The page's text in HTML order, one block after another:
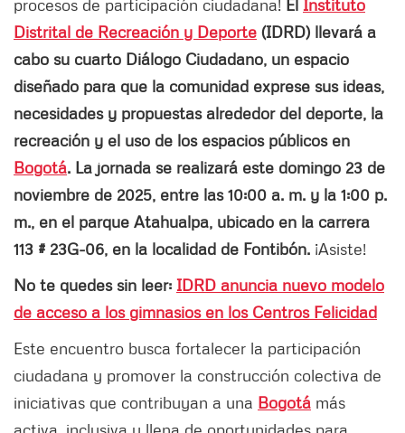
procesos de participación ciudadana! El Instituto
Distrital de Recreación y Deporte (IDRD) llevará a
cabo su cuarto Diálogo Ciudadano, un espacio
diseñado para que la comunidad exprese sus ideas,
necesidades y propuestas alrededor del deporte, la
recreación y el uso de los espacios públicos en
Bogotá. La jornada se realizará este domingo 23 de
noviembre de 2025, entre las 10:00 a. m. y la 1:00 p.
m., en el parque Atahualpa, ubicado en la carrera
113 # 23G-06, en la localidad de Fontibón. ¡Asiste!
No te quedes sin leer: IDRD anuncia nuevo modelo
de acceso a los gimnasios en los Centros Felicidad
Este encuentro busca fortalecer la participación
ciudadana y promover la construcción colectiva de
iniciativas que contribuyan a una Bogotá más